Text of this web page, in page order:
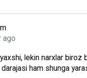
ago
lekin narxlar biroz
ham shunga